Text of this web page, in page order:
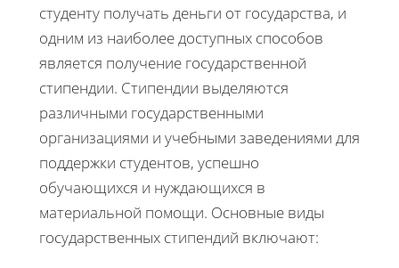
студенту получать деньги от государства, и
одним из наиболее доступных способов
является получение государственной
стипендии. Стипендии выделяются
различными государственными
организациями и учебными заведениями для
поддержки студентов, успешно
обучающихся и нуждающихся в
материальной помощи. Основные виды
государственных стипендий включают: